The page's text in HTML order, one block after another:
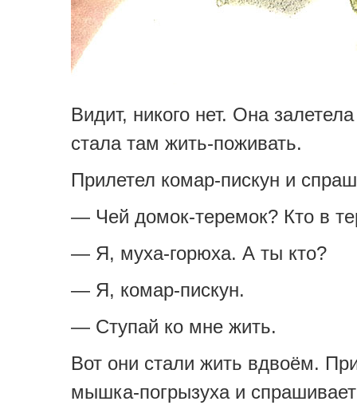
Видит, никого нет. Она
стала там жить-поживать.
Прилетел комар-пискун и
— Чей домок-теремок? Кто в
— Я, муха-горюха. А ты кто?
— Я, комар-пискун.
— Ступай ко мне жить.
Вот они стали жить вдвоём.
мышка-погрызуха и